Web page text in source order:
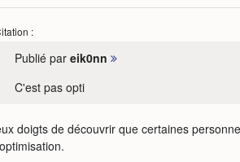
:
Publié par eik0nn
C'est pas opti
doigts de découvrir que certaines